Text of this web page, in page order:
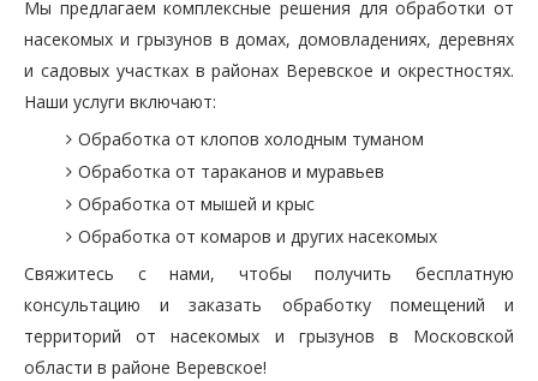
Мы предлагаем комплексные решения для обработки от
насекомых и грызунов в домах, домовладениях, деревнях
и садовых участках в районах Веревское и окрестностях.
Наши услуги включают:
Обработка от клопов холодным туманом
Обработка от тараканов и муравьев
Обработка от мышей и крыс
Обработка от комаров и других насекомых
Свяжитесь с нами, чтобы получить бесплатную
консультацию и заказать обработку помещений и
территорий от насекомых и грызунов в Московской
области в районе Веревское!